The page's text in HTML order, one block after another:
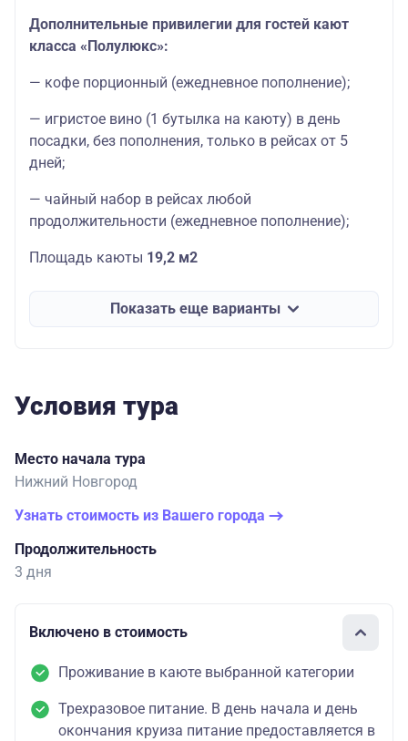
Дополнительные привилегии для гостей кают
класса «Полулюкс»:
— кофе порционный (ежедневное пополнение);
— игристое вино (1 бутылка на каюту) в день
посадки, без пополнения, только в рейсах от 5
дней;
— чайный набор в рейсах любой
продолжительности (ежедневное пополнение);
Площадь каюты 19,2 м2
Показать еще варианты
Условия тура
Место начала тура
Нижний Новгород
Узнать стоимость из Вашего города
Продолжительность
3 дня
Включено в стоимость
Проживание в каюте выбранной категории
Трехразовое питание. В день начала и день
окончания круиза питание предоставляется в